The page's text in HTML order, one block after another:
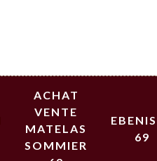
ACHAT
VENTE
MATELAS
SOMMIER
69